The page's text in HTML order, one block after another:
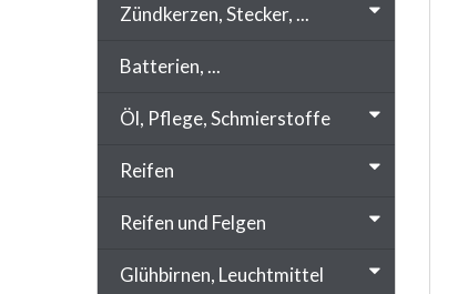
Zündkerzen, Stecker, ...
Batterien, ...
Öl, Pflege, Schmierstoffe
Reifen
Reifen und Felgen
Glühbirnen, Leuchtmittel